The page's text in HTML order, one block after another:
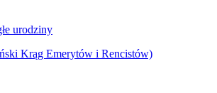
urodziny
Krąg Emerytów i Rencistów)